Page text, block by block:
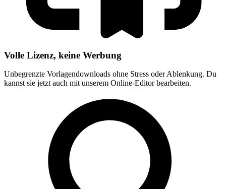
Volle Lizenz, keine Werbung
Unbegrenzte Vorlagendownloads ohne Stress oder Ablenkung. Du
kannst sie jetzt auch mit unserem Online-Editor bearbeiten.